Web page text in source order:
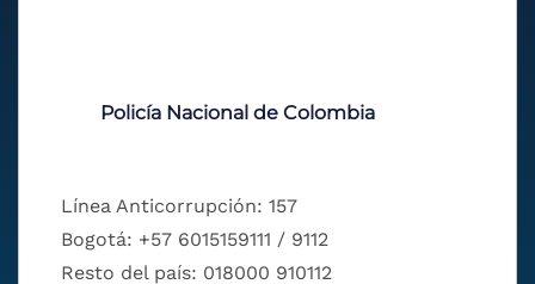
Policía Nacional de Colombia
Línea Anticorrupción: 157
Bogotá: +57 6015159111 / 9112
Resto del país: 018000 910112